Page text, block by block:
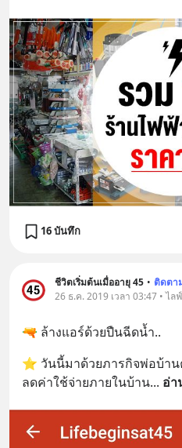
16 บันทึก
ชีวิตเริ่มต้นเมื่ออายุ 45 • ติดตา
26 ธ.ค. 2019 เวลา 03:47 • ไล
🔫 ล้างแอร์ด้วยปืนฉีดน้ำ..
⭐ วันนี้มาด้วยภารกิจพ่อบ้าน
ลดค่าใช้จ่ายภายในบ้าน... อ่า